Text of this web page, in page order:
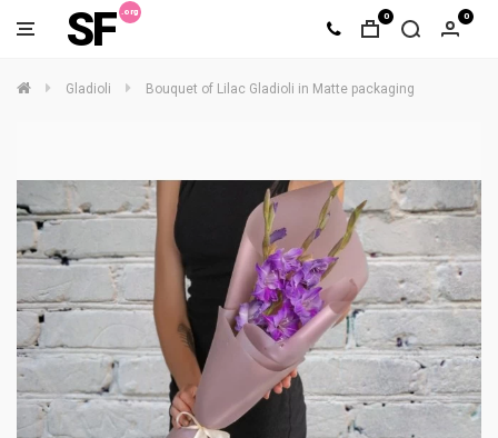
SF 0 0
Gladioli Bouquet of Lilac Gladioli in Matte packaging